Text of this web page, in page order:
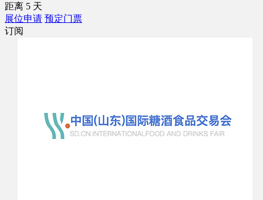
距离 5 天
展位申请 预定门票
订阅